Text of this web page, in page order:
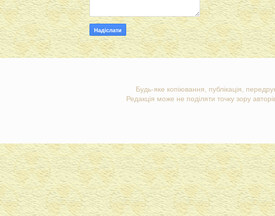
Будь-яке копіювання, публікація,
Редакція може не поділяти точку зору